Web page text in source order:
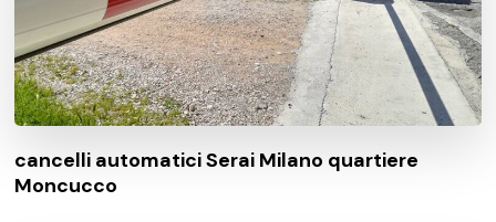
cancelli automatici Serai Milano quartiere
Moncucco